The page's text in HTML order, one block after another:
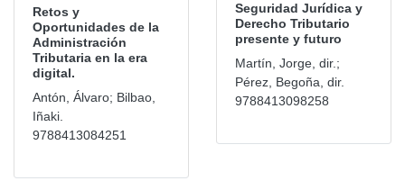
Retos y
Oportunidades de la
Administración
Tributaria en la era
digital.
Antón, Álvaro; Bilbao,
Iñaki.
9788413084251
Seguridad Jurídica y
Derecho Tributario
presente y futuro
Martín, Jorge, dir.;
Pérez, Begoña, dir.
9788413098258